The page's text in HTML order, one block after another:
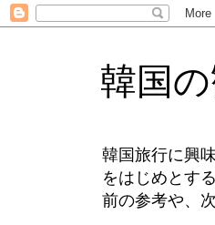
韓国
韓国旅行に興
をはじめとす
前の参考や、